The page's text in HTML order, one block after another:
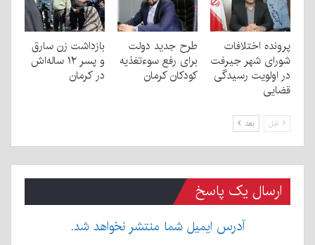
پرونده اختلافات
شورای شهر جیرفت
در اولویت رسیدگی
قضایی
طرح جدید دولت
برای رفع سوءتغذیه
کودکان کرمان
بازداشت زن سارق
و پسر ۱۲ ساله‌اش
در کرمان
قبل بعد
ارسال یک پاسخ
آدرس ایمیل شما منتشر نخواهد شد.